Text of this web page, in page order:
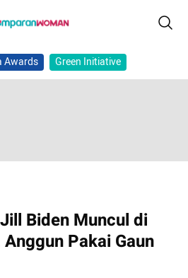
Awards Green Initiative
Biden Muncul di
Pakai Gaun